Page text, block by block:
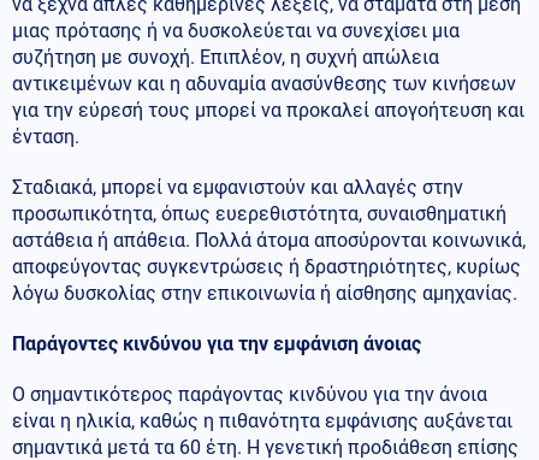
μιας πρότασης ή να δυσκολεύεται να συνεχίσει μια
συζήτηση με συνοχή. Επιπλέον, η συχνή απώλεια
αντικειμένων και η αδυναμία ανασύνθεσης των κινήσεων
για την εύρεσή τους μπορεί να προκαλεί απογοήτευση και
ένταση.
Σταδιακά, μπορεί να εμφανιστούν και αλλαγές στην
προσωπικότητα, όπως ευερεθιστότητα, συναισθηματική
αστάθεια ή απάθεια. Πολλά άτομα αποσύρονται κοινωνικά,
αποφεύγοντας συγκεντρώσεις ή δραστηριότητες, κυρίως
λόγω δυσκολίας στην επικοινωνία ή αίσθησης αμηχανίας.
Παράγοντες κινδύνου για την εμφάνιση άνοιας
Ο σημαντικότερος παράγοντας κινδύνου για την άνοια
είναι η ηλικία, καθώς η πιθανότητα εμφάνισης αυξάνεται
σημαντικά μετά τα 60 έτη. Η γενετική προδιάθεση επίσης